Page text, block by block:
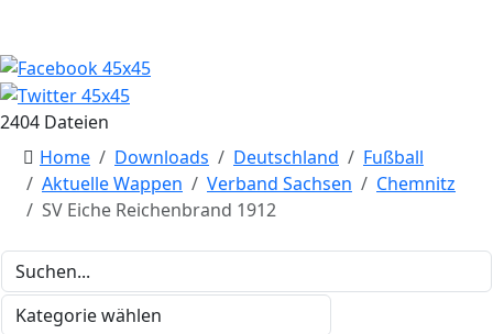
2404 Dateien
Home
Downloads Deutschland
Fußball
Aktuelle Wappen
Verband Sachsen
Chemnitz
SV Eiche Reichenbrand 1912